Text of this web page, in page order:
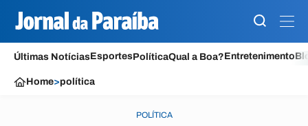
Últimas NotíciasEsportesPolíticaQual a Boa?Entretenimento
Home>política
POLÍTICA